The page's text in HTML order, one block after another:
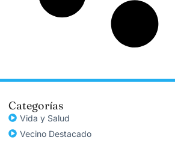
Categorías
Vida y Salud
Vecino Destacado